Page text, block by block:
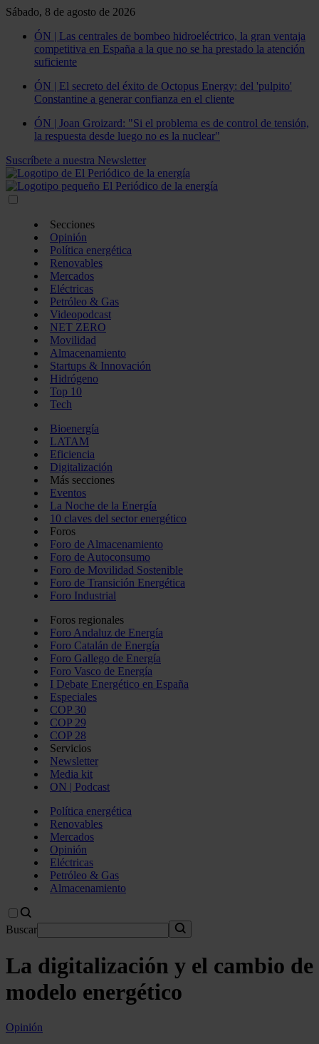
Sábado, 8 de agosto de 2026
ÓN | Las centrales de bombeo hidroeléctrico, la gran ventaja
competitiva en España a la que no se ha prestado la atención
suficiente
ÓN | El secreto del éxito de Octopus Energy: del 'pulpito'
Constantine a generar confianza en el cliente
ÓN | Joan Groizard: "Si el problema es de control de tensión,
la respuesta desde luego no es la nuclear"
Suscríbete a nuestra Newsletter
Secciones
Opinión
Política energética
Renovables
Mercados
Eléctricas
Petróleo & Gas
Videopodcast
NET ZERO
Movilidad
Almacenamiento
Startups & Innovación
Hidrógeno
Top 10
Tech
Bioenergía
LATAM
Eficiencia
Digitalización
Más secciones
Eventos
La Noche de la Energía
10 claves del sector energético
Foros
Foro de Almacenamiento
Foro de Autoconsumo
Foro de Movilidad Sostenible
Foro de Transición Energética
Foro Industrial
Foros regionales
Foro Andaluz de Energía
Foro Catalán de Energía
Foro Gallego de Energía
Foro Vasco de Energía
I Debate Energético en España
Especiales
COP 30
COP 29
COP 28
Servicios
Newsletter
Media kit
ON | Podcast
Política energética
Renovables
Mercados
Opinión
Eléctricas
Petróleo & Gas
Almacenamiento
Buscar
La digitalización y el cambio de
modelo energético
Opinión